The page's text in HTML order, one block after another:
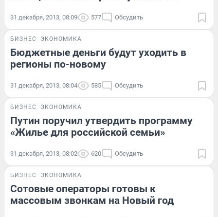
31 декабря, 2013, 08:09 577 Обсудить
БИЗНЕС ЭКОНОМИКА
Бюджетные деньги будут уходить в
регионы по-новому
31 декабря, 2013, 08:04 585 Обсудить
БИЗНЕС ЭКОНОМИКА
Путин поручил утвердить программу
«Жилье для российской семьи»
31 декабря, 2013, 08:02 620 Обсудить
БИЗНЕС ЭКОНОМИКА
Сотовые операторы готовы к
массовым звонкам на Новый год